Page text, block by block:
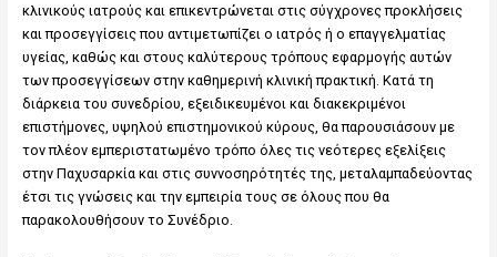
κλινικούς ιατρούς και επικεντρώνεται στις σύγχρονες προκλήσεις
και προσεγγίσεις που αντιμετωπίζει ο ιατρός ή ο επαγγελματίας
υγείας, καθώς και στους καλύτερους τρόπους εφαρμογής αυτών
των προσεγγίσεων στην καθημερινή κλινική πρακτική. Κατά τη
διάρκεια του συνεδρίου, εξειδικευμένοι και διακεκριμένοι
επιστήμονες, υψηλού επιστημονικού κύρους, θα παρουσιάσουν με
τον πλέον εμπεριστατωμένο τρόπο όλες τις νεότερες εξελίξεις
στην Παχυσαρκία και στις συννοσηρότητές της, μεταλαμπαδεύοντας
έτσι τις γνώσεις και την εμπειρία τους σε όλους που θα
παρακολουθήσουν το Συνέδριο.